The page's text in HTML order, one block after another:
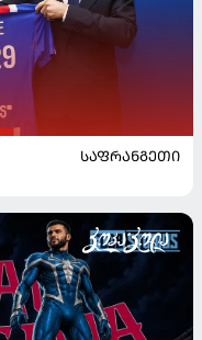
ᲡᲐᲤᲠᲐᲜᲒᲔᲗᲘ